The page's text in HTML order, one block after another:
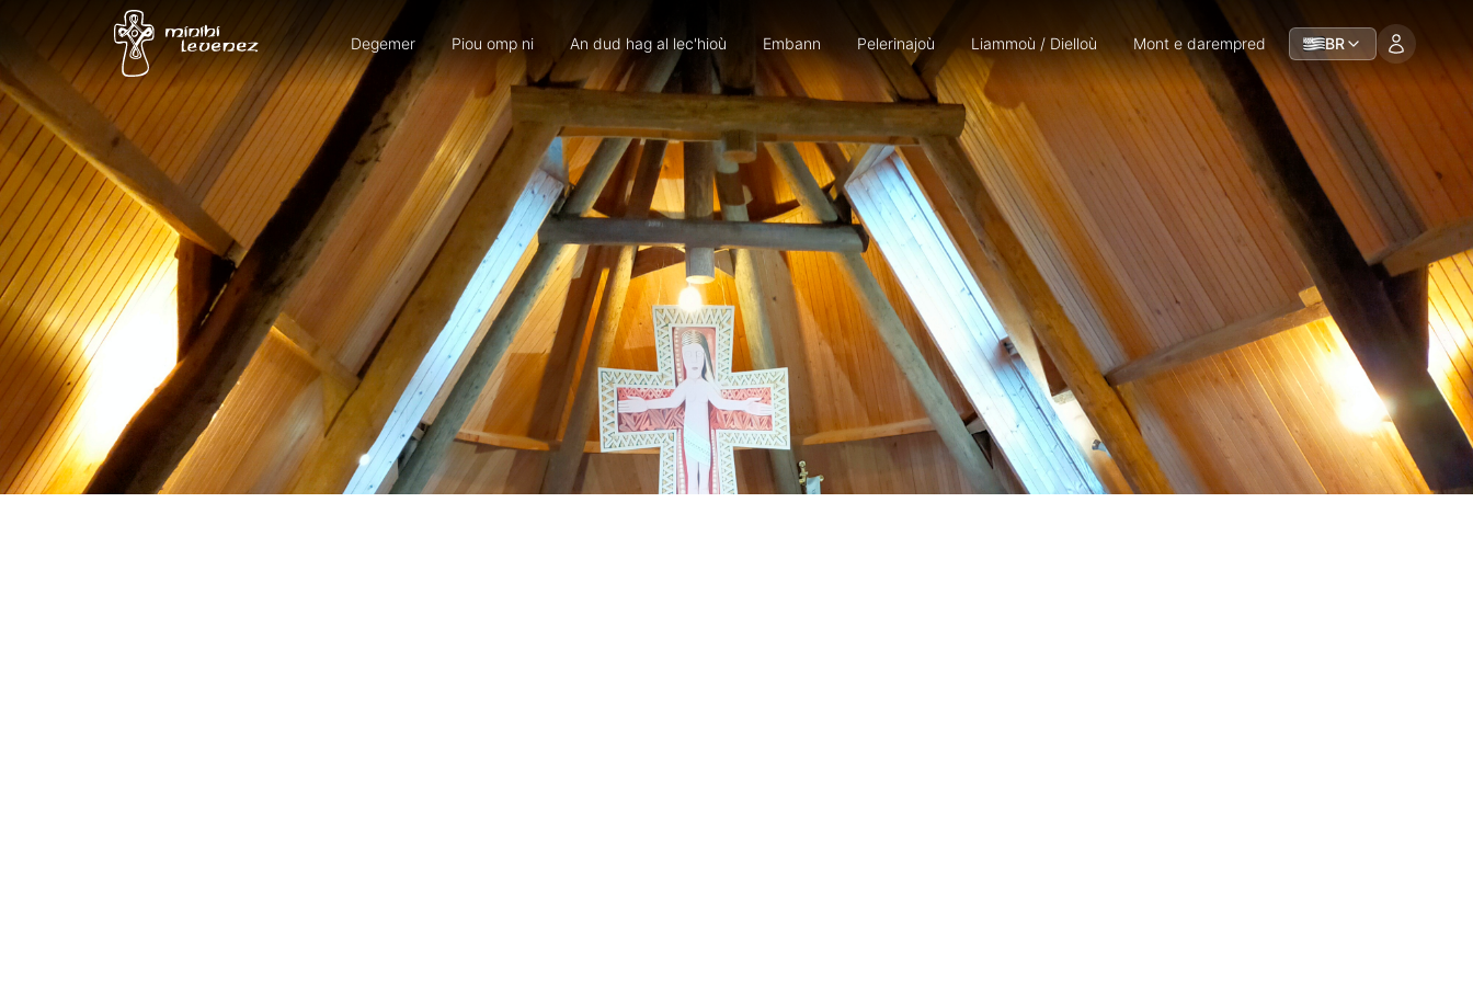
Degemer Piou omp ni An dud hag al lec'hioù Embann Pelerinajoù Liammoù / Dielloù Mont e darempred BR